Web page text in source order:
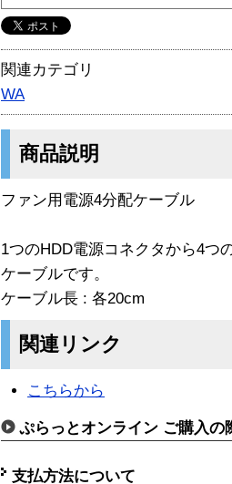
関連カテゴリ
WA
商品説明
ファン用電源4分配ケーブル
1つのHDD電源コネクタから4つ
ケーブルです。
ケーブル長 : 各20cm
関連リンク
こちらから
ぷらっとオンライン ご購入の
支払方法について